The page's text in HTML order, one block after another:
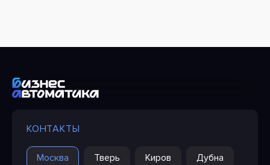
КОНТАКТЫ
Москва Тверь Киров Дубна